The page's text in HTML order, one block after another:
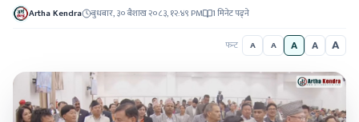
Artha Kendra बुधबार, ३० बैशाख २०८३, १२:४९ PM 1 मिनेट पढ्ने
फन्ट A A A A A